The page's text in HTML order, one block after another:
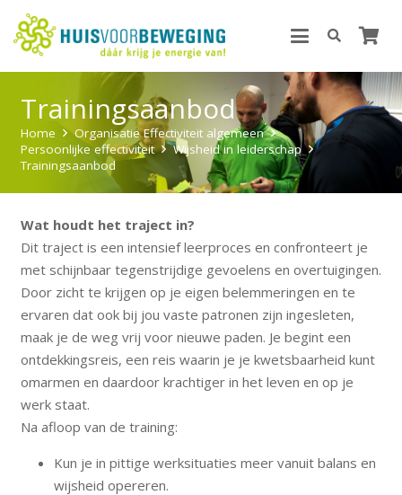
Trainingsaanbod
Home
Organisatie Effectiviteit algemeen
Persoonlijke effectiviteit
Wijsheid in leiderschap
Trainingsaanbod
Wat houdt het traject in?
Dit traject is een intensief leerproces en confronteert je
met schijnbaar tegenstrijdige gevoelens en overtuigingen.
Door zicht te krijgen op je eigen belemmeringen en te
ervaren dat ook bij jou vaste patronen zijn ingesleten,
maak je de weg vrij voor nieuwe paden. Je begint een
ontdekkingsreis, een reis waarin je je kwetsbaarheid kunt
omarmen en daardoor krachtiger in het leven en op je
werk staat.
Na afloop van de training:
Kun je in pittige werksituaties meer vanuit balans en
wijsheid opereren.